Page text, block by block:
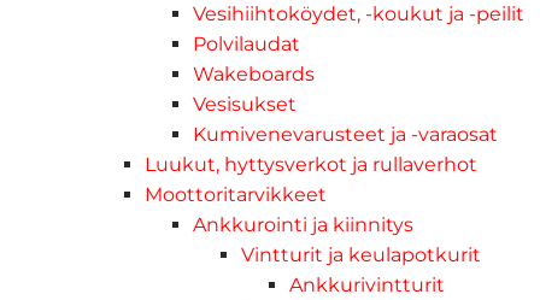
Vesihiihtoköydet, -koukut ja -peilit
Polvilaudat
Wakeboards
Vesisukset
Kumivenevarusteet ja -varaosat
Luukut, hyttysverkot ja rullaverhot
Moottoritarvikkeet
Ankkurointi ja kiinnitys
Vintturit ja keulapotkurit
Ankkurivintturit